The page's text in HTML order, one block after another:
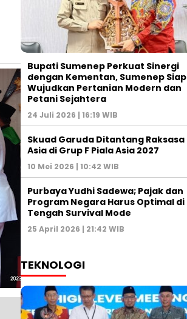
Bupati Sumenep Perkuat Sinergi
dengan Kementan, Sumenep Siap
Wujudkan Pertanian Modern dan
Petani Sejahtera
24 Juli 2026 | 16:19 WIB
Skuad Garuda Ditantang Raksasa
Asia di Grup F Piala Asia 2027
10 Mei 2026 | 10:42 WIB
Purbaya Yudhi Sadewa; Pajak dan
Program Negara Harus Optimal di
Tengah Survival Mode
25 April 2026 | 21:42 WIB
TEKNOLOGI